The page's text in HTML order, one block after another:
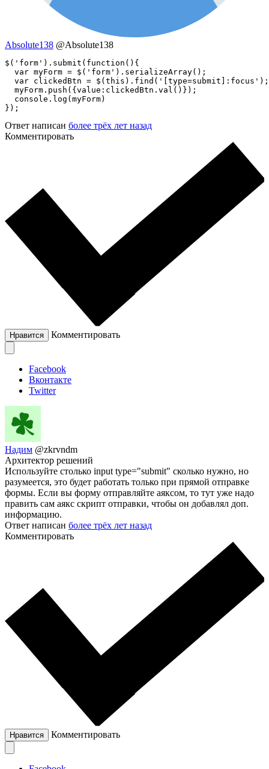
Absolute138 @Absolute138
$('form').submit(function(){
  var myForm = $('form').serializeArray();
  var clickedBtn = $(this).find('[type=submit]:focus');
  myForm.push({value:clickedBtn.val()});
  console.log(myForm)
});
Ответ написан более трёх лет назад
Комментировать
Нравится Комментировать
Facebook
Вконтакте
Twitter
Надим @zkrvndm
Архитектор решений
Используйте столько input type="submit" сколько нужно, но
разумеется, это будет работать только при прямой отправке
формы. Если вы форму отправляйте аяксом, то тут уже надо
править сам аякс скрипт отправки, чтобы он добавлял доп.
информацию.
Ответ написан более трёх лет назад
Комментировать
Нравится Комментировать